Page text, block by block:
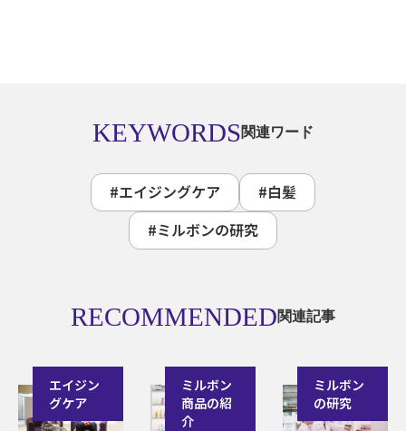
KEYWORDS関連ワード
#エイジングケア
#白髪
#ミルボンの研究
RECOMMENDED関連記事
エイジン
グケア
ミルボン
商品の紹
介
ミルボン
の研究